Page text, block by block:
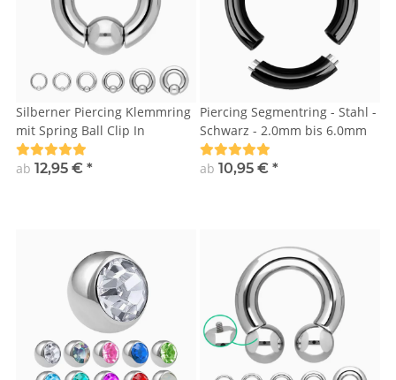
Silberner Piercing Klemmring
mit Spring Ball Clip In
ab 12,95 € *
Piercing Segmentring - Stahl -
Schwarz - 2.0mm bis 6.0mm
ab 10,95 € *